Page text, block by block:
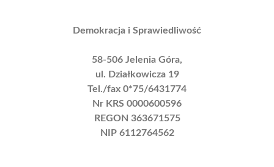
Demokracja i Sprawiedliwość
58-506 Jelenia Góra,
ul. Działkowicza 19
Tel./fax 0*75/6431774
Nr KRS 0000600596
REGON 363671575
NIP 6112764562